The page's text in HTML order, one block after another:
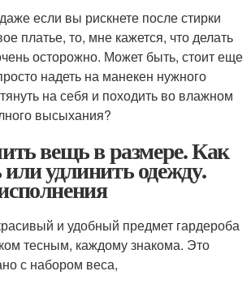
если вы рискнете после стирки
платье, то, мне кажется, что делать
осторожно. Может быть, стоит еще
надеть на манекен нужного
на себя и походить во влажном
высыхания?
вещь в размере. Как
удлинить одежду.
и удобный предмет гардероба
тесным, каждому знакома. Это
с набором веса,